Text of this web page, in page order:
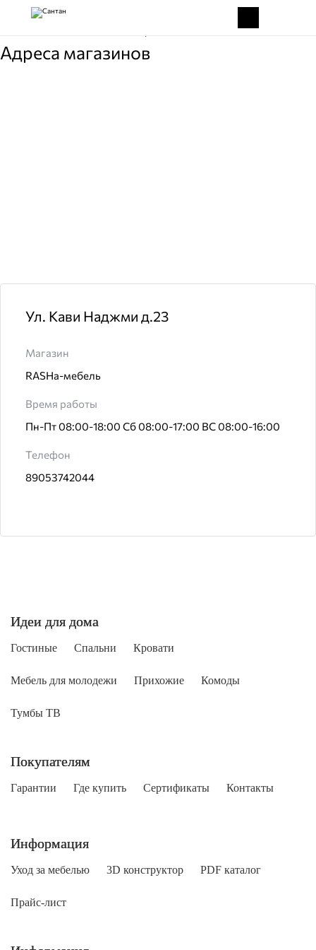
Адреса магазинов
Ул. Кави Наджми д.23
Магазин
RASHa-мебель
Время работы
Пн-Пт 08:00-18:00 Сб 08:00-17:00 ВС 08:00-16:00
Телефон
89053742044
Идеи для дома
Гостиные Спальни Кровати
Мебель для молодежи Прихожие Комоды
Тумбы ТВ
Покупателям
Гарантии Где купить Сертификаты Контакты
Информация
Уход за мебелью 3D конструктор PDF каталог
Прайс-лист